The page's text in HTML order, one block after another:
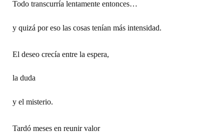
Todo transcurría lentamente entonces…
y quizá por eso las cosas tenían más intensidad.
El deseo crecía entre la espera,
la duda
y el misterio.
Tardó meses en reunir valor